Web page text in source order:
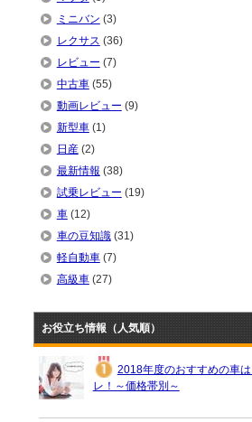
ミニバン (3)
レクサス (36)
レビュー (7)
中古車(55)
動画レビュー (9)
新型車(1)
日産(2)
最新情報 (38)
試乗レビュー (19)
車(12)
車の豆知識(31)
軽自動車(7)
高級車(27)
お役立ち情報（人気順）
2018年度のおすすめの車は
レ！～価格帯別～